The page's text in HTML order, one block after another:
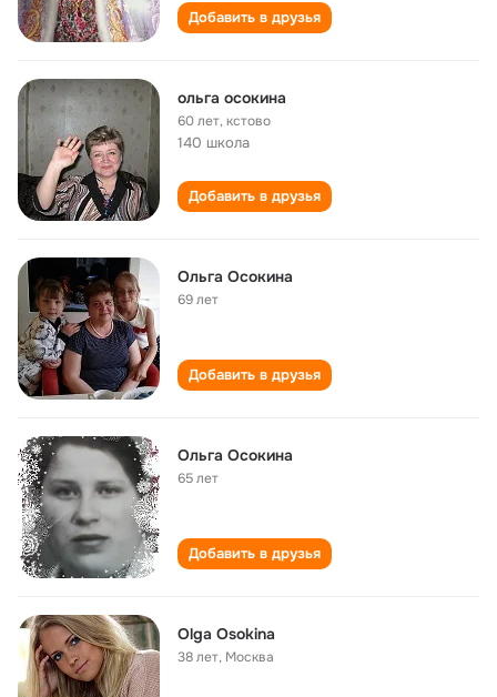
Добавить в друзья
ольга осокина
60 лет,кстово
140 школа
Добавить в друзья
Ольга Осокина
69 лет
Добавить в друзья
Ольга Осокина
65 лет
Добавить в друзья
Olga Osokina
38 лет, Москва